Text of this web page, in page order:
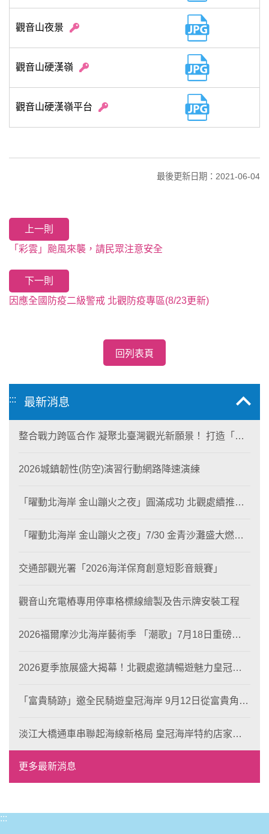
觀音山夜景
觀音山硬漢嶺
觀音山硬漢嶺平台
最後更新日期：2021-06-04
上一則
「彩雲」颱風來襲，請民眾注意安全
下一則
因應全國防疫二級警戒 北觀防疫專區(8/23更新)
回列表頁
::: 最新消息
整合戰力跨區合作 凝聚北臺灣觀光新願景！ 打造「生
2026城鎮韌性(防空)演習行動網路降速演練
「曜動北海岸 金山蹦火之夜」圓滿成功 北觀處續推照
「曜動北海岸 金山蹦火之夜」7/30 金青沙灘盛大燃
交通部觀光署「2026海洋保育創意短影音競賽」
觀音山充電樁專用停車格標線繪製及告示牌安裝工程
2026福爾摩沙北海岸藝術季 「潮歌」7月18日重磅登
2026夏季旅展盛大揭幕！北觀處邀請暢遊魅力皇冠海
「富貴騎跡」邀全民騎遊皇冠海岸 9月12日從富貴角出
淡江大橋通車串聯起海線新格局 皇冠海岸特約店家、
風格形塑即日起開放報名
更多最新消息
:::